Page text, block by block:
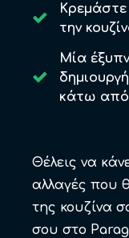
την
Μία
κάτω από
Θέλεις να
αλλαγές που
της κουζίνα
σου στο